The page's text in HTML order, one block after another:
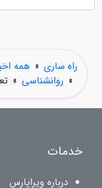
راه ساری » همه
» روانشناسی »
خدمات
درباره ویراپارس